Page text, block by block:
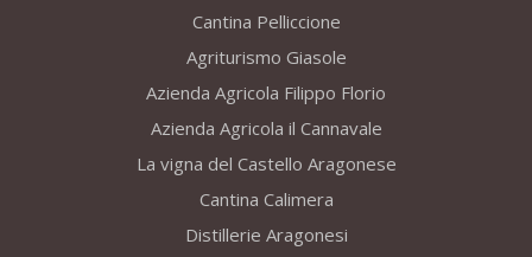
Cantina Pelliccione
Agriturismo Giasole
Azienda Agricola Filippo Florio
Azienda Agricola il Cannavale
La vigna del Castello Aragonese
Cantina Calimera
Distillerie Aragonesi